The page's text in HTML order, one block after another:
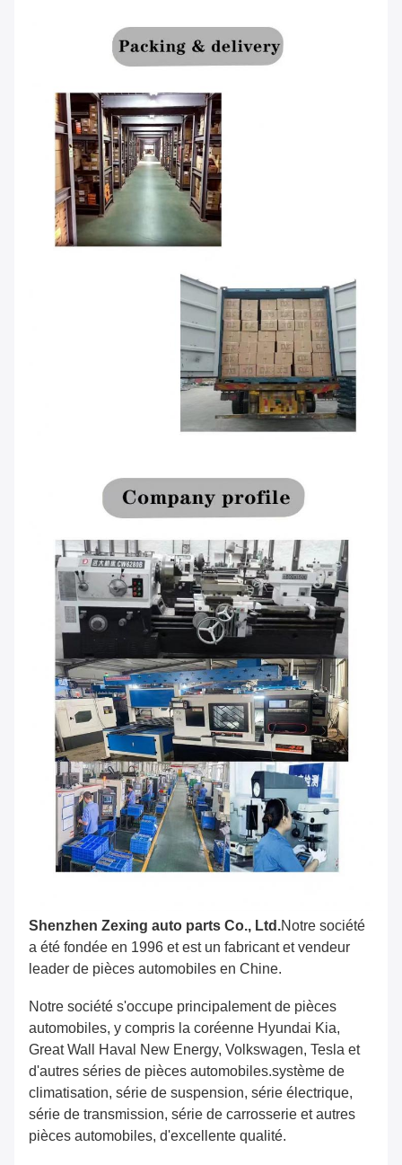
Shenzhen Zexing auto parts Co., Ltd.Notre société
a été fondée en 1996 et est un fabricant et vendeur
leader de pièces automobiles en Chine.
Notre société s'occupe principalement de pièces
automobiles, y compris la coréenne Hyundai Kia,
Great Wall Haval New Energy, Volkswagen, Tesla et
d'autres séries de pièces automobiles.système de
climatisation, série de suspension, série électrique,
série de transmission, série de carrosserie et autres
pièces automobiles, d'excellente qualité.